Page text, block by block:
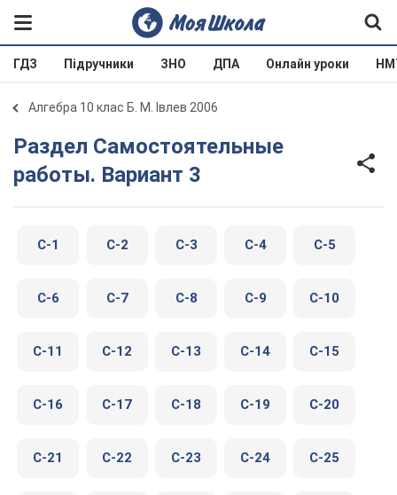
ГДЗ Підручники ЗНО ДПА Онлайн уроки
Алгебра 10 клас Б. М. Івлев 2006
Раздел Самостоятельные
работы. Вариант 3
C-1 C-2 C-3 C-4 C-5
C-6 C-7 C-8 C-9 C-10
C-11 C-12 C-13 C-14 C-15
C-16 C-17 C-18 C-19 C-20
C-21 C-22 C-23 C-24 C-25